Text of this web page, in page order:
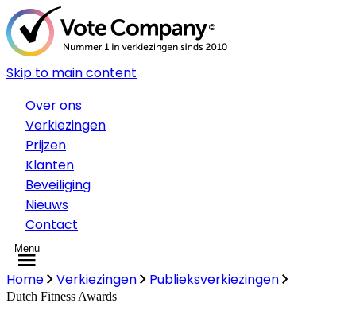
Skip to main content
Over ons
Verkiezingen
Prijzen
Klanten
Beveiliging
Nieuws
Contact
Menu
Home Verkiezingen Publieksverkiezingen
Dutch Fitness Awards